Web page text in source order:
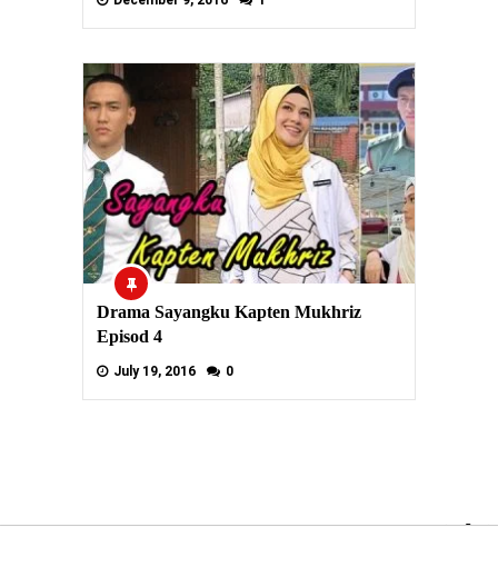
Drama Sayangku Kapten Mukhriz
Episod 4
July 19, 2016 0